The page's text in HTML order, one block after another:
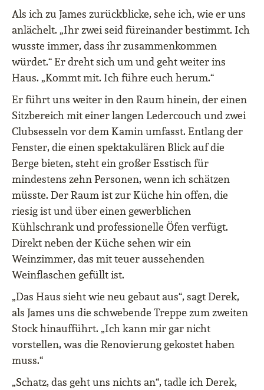
Als ich zu James zurückblicke, sehe ich, wie er uns
anlächelt. „Ihr zwei seid füreinander bestimmt. Ich
wusste immer, dass ihr zusammenkommen
würdet.“ Er dreht sich um und geht weiter ins
Haus. „Kommt mit. Ich führe euch herum.“
Er führt uns weiter in den Raum hinein, der einen
Sitzbereich mit einer langen Ledercouch und zwei
Clubsesseln vor dem Kamin umfasst. Entlang der
Fenster, die einen spektakulären Blick auf die
Berge bieten, steht ein großer Esstisch für
mindestens zehn Personen, wenn ich schätzen
müsste. Der Raum ist zur Küche hin offen, die
riesig ist und über einen gewerblichen
Kühlschrank und professionelle Öfen verfügt.
Direkt neben der Küche sehen wir ein
Weinzimmer, das mit teuer aussehenden
Weinflaschen gefüllt ist.
„Das Haus sieht wie neu gebaut aus“, sagt Derek,
als James uns die schwebende Treppe zum zweiten
Stock hinaufführt. „Ich kann mir gar nicht
vorstellen, was die Renovierung gekostet haben
muss.“
„Schatz, das geht uns nichts an“, tadle ich Derek,